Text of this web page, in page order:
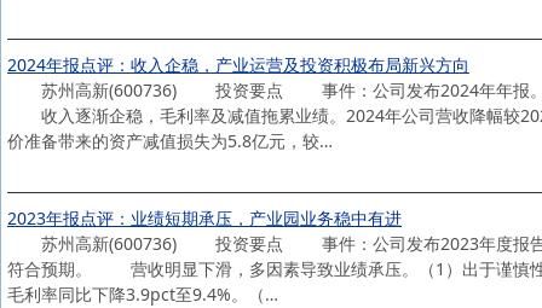
2024年报点评：收入企稳，产业运营及投资积极布局新兴方向
苏州高新(600736) 投资要点 事件：公司发布2024年年报。
收入逐渐企稳，毛利率及减值拖累业绩。2024年公司营收降幅较
价准备带来的资产减值损失为5.8亿元，较…
2023年报点评：业绩短期承压，产业园业务稳中有进
苏州高新(600736) 投资要点 事件：公司发布2023年度报告。
符合预期。 营收明显下滑，多因素导致业绩承压。（1）出于谨慎
毛利率同比下降3.9pct至9.4%。（…